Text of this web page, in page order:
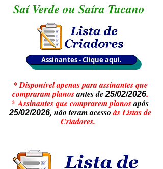
Saí Verde ou Saíra Tucano
Assinantes - Clique aqui.
* Disponível apenas para assinantes que
compraram planosantes de25/02/2026.
* Assinantes que comprarem planosapós
25/02/2026, não teram acessoàs Listas de
Criadores.